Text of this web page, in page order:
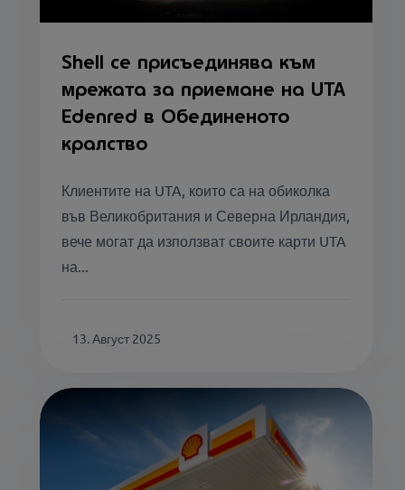
Shell се присъединява към
мрежата за приемане на UTA
Edenred в Обединеното
кралство
Клиентите на UTA, които са на обиколка
във Великобритания и Северна Ирландия,
вече могат да използват своите карти UTA
на...
13. Август 2025